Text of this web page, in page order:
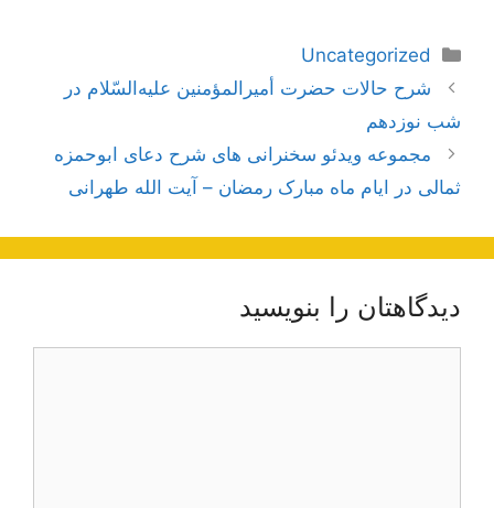
دسته‌ها
Uncategorized
ناوبری
نوشته‌ها
شرح حالات حضرت أمیرالمؤمنین علیه‌السّلام در
شب نوزدهم
مجموعه ویدئو سخنرانی های شرح دعای ابوحمزه
ثمالی در ایام ماه مبارک رمضان – آیت الله طهرانی
دیدگاهتان را بنویسید